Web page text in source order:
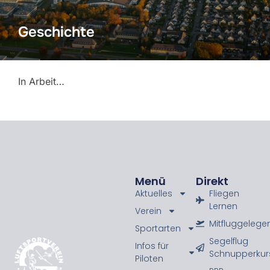
Geschichte
In Arbeit…
Direkt
Fliegen
Lernen
Segelflug
Menü
Aktuelles
Verein
Sportarten
Infos für
Piloten